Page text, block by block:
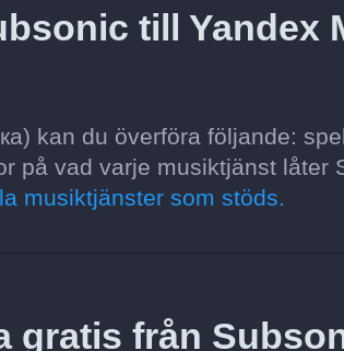
till Yandex
kan du överföra följande:
på vad varje musiktjänst låter
musiktjänster som stöds.
gratis från